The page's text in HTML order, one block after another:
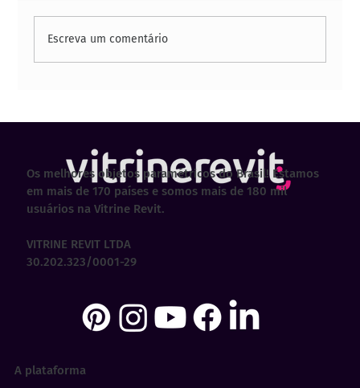
Escreva um comentário
A plataforma
Os melhores objetos paramétricos do Brasil! Estamos
em mais de 170 países e somos mais de 180 mil
usuários na Vitrine Revit.
VITRINE REVIT LTDA
30.202.323/0001-29